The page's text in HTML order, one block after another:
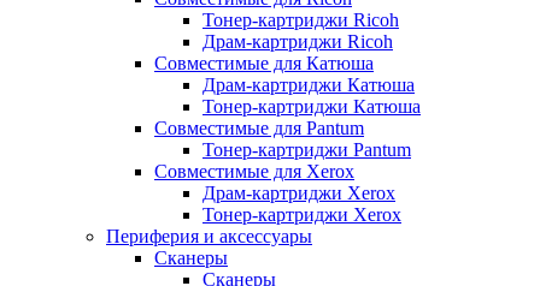
Тонер-картриджи Ricoh
Драм-картриджи Ricoh
Совместимые для Катюша
Драм-картриджи Катюша
Тонер-картриджи Катюша
Совместимые для Pantum
Тонер-картриджи Pantum
Совместимые для Xerox
Драм-картриджи Xerox
Тонер-картриджи Xerox
Периферия и аксессуары
Сканеры
Сканеры